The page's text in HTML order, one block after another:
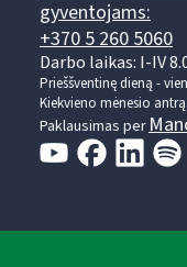
gyventojams:
+370 5 260 5060
Darbo laikas: I-IV
Prieššventinę dieną -
Kiekvieno mėnesio
Paklausimas per